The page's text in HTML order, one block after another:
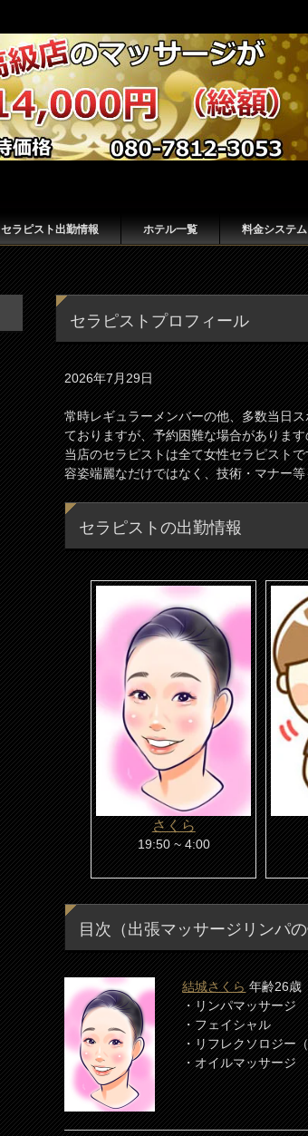
セラピスト出勤情報 ホテル一覧 料金システム
セラピストプロフィール
2026年7月29日
常時レギュラーメンバーの他、多数当日
ておりますが、予約困難な場合がありま
当店のセラピストは全て女性セラピスト
容姿端麗なだけではなく、技術・マナー
セラピストの出勤情報
さくら
19:50 ~ 4:00
目次（出張マッサージリンパ
結城さくら年齢26歳
・リンパマッサージ
・フェイシャル
・リフレクソロジー
・オイルマッサージ